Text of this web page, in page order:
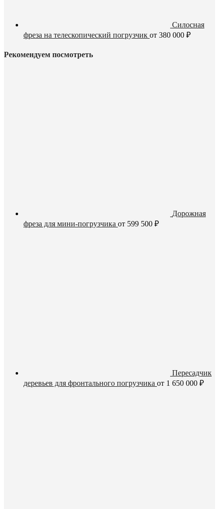
Силосная
фреза на телескопический погрузчик от 380 000 ₽
Рекомендуем посмотреть
Дорожная
фреза для мини-погрузчика от 599 500 ₽
Пересадчик
деревьев для фронтального погрузчика от 1 650 000 ₽